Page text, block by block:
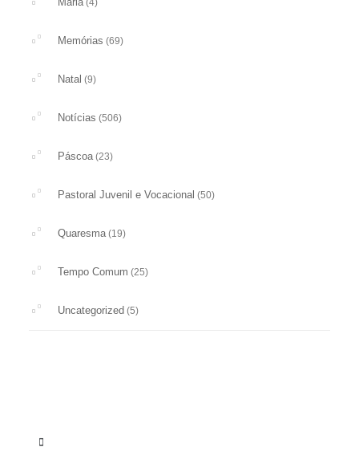
Maria(4)
Memórias (69)
Natal (9)
Notícias (506)
Páscoa(23)
Pastoral Juvenil e Vocacional (50)
Quaresma(19)
Tempo Comum (25)
Uncategorized (5)